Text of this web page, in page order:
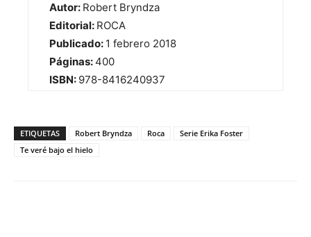
Autor: Robert Bryndza
Editorial: ROCA
Publicado: 1 febrero 2018
Páginas:400
ISBN: 978-8416240937
ETIQUETAS Robert Bryndza Roca
Serie Erika Foster
Te veré bajo el hielo